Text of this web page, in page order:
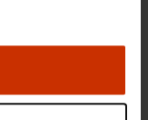
syömiseen